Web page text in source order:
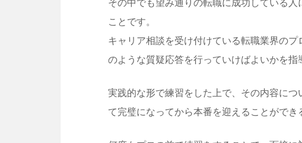
ことです。
キャリア相談を受け付けている転職業界の
のような質疑応答を行っていけばよいかを指
実践的な形で練習をした上で、その内容に
て完璧になってから本番を迎えることができ